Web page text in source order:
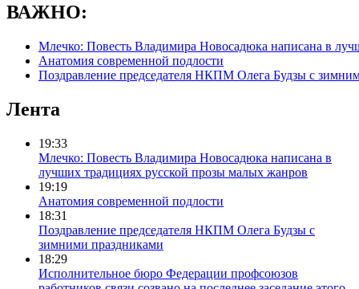
ВАЖНО:
Млечко: Повесть Владимира Новосадюка написана в
Анатомия современной подлости
Поздравление председателя НКПМ Олега Будзы с
Лента
19:33
Млечко: Повесть Владимира Новосадюка написана в
лучших традициях русской прозы малых жанров
19:19
Анатомия современной подлости
18:31
Поздравление председателя НКПМ Олега Будзы с
зимними праздниками
18:29
Исполнительное бюро Федерации профсоюзов